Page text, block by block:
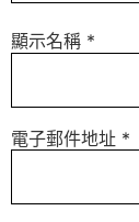
顯示名稱 *
電子郵件地址 *